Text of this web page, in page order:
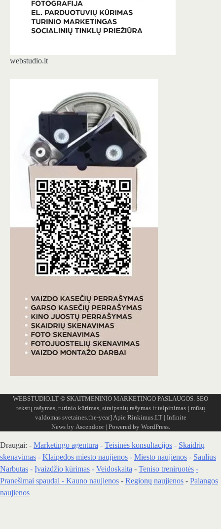
webstudio.lt
WEBSTUDIO.LT © SKAITMENINIO MARKETINGO PASLAUGOS. SEO
tekstų rašymas, turinio kūrimas, straipsnių rašymas ir talpinimas į mūsų
valdomas svetaines.the-year] Apie Rinkimus.LT| Infinite
News by Ascendoor| Powered by WordPress.
Draugai: - Marketingo agentūra - Teisinės konsultacijos - Skaidrių
skenavimas - Klaipedos miesto naujienos - Miesto naujienos - Saulius
Narbutas - Įvaizdžio kūrimas - Veidoskaita - Teniso treniruotės -
Pranešimai spaudai - Kauno naujienos - Regionų naujienos - Palangos
naujienos